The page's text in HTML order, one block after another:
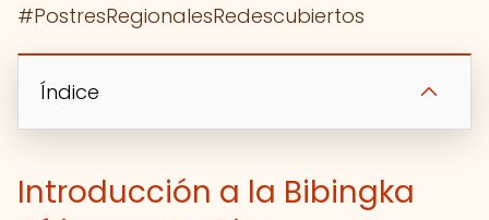
#PostresRegionalesRedescubiertos
Índice
Introducción a la Bibingka